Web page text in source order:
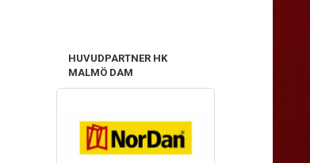
HUVUDPARTNER HK
MALMÖ DAM